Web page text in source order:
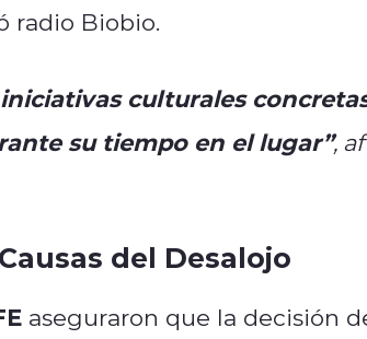
radio Biobio.
culturales
su tiempo en el lugar”,
del Desalojo
aseguraron que la decisión